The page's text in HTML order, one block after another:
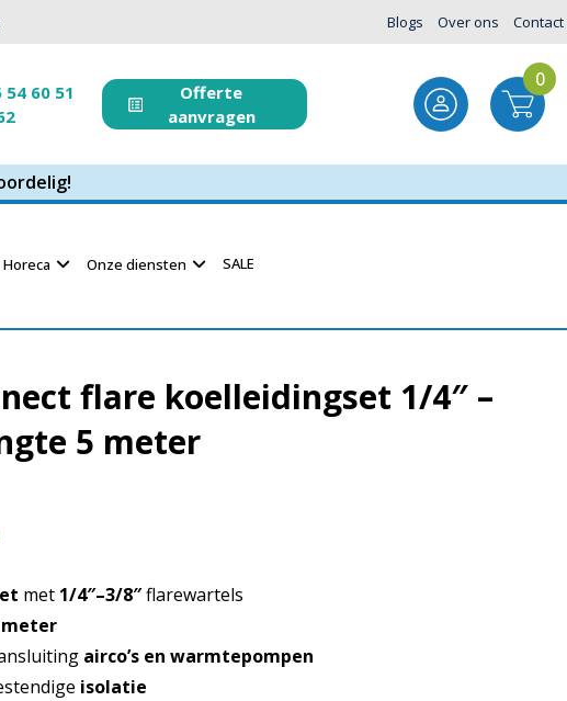
Blogs Over ons Contact
54 60 51
Offerte
aanvragen
0
Horeca Onze diensten SALE
flare koelleidingset 1/4″ –
5 meter
met 1/4″–3/8″flarewartels
meter
airco’s en warmtepompen
isolatie